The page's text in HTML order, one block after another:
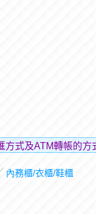
方式及ATM轉帳的
內務櫃/衣櫃/鞋櫃